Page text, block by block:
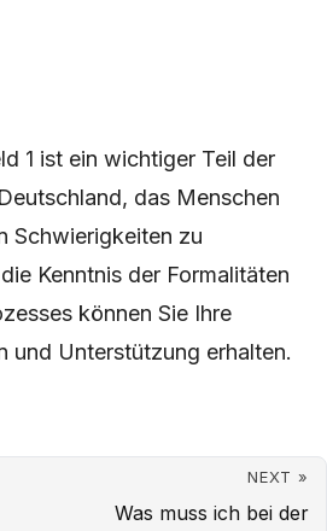
1 ist ein wichtiger Teil der
das Menschen
Schwierigkeiten zu
Kenntnis der Formalitäten
können Sie Ihre
und Unterstützung erhalten.
NEXT »
Was muss ich bei der